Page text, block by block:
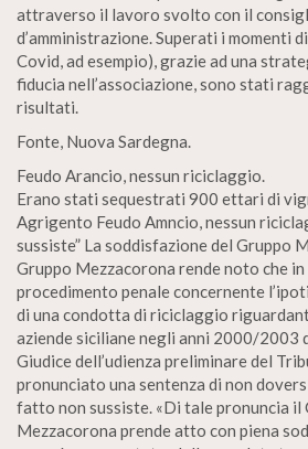
attraverso il lavoro svolto con il
d’amministrazione. Superati i momenti
Covid, ad esempio), grazie ad una
fiducia nell’associazione, sono stati
risultati.
Fonte, Nuova Sardegna.
Feudo Arancio, nessun riciclaggio.
Erano stati sequestrati 900 ettari di
Agrigento Feudo Amncio, nessun
sussiste” La soddisfazione del Gruppo
Gruppo Mezzacorona rende noto che
procedimento penale concernente
di una condotta di riciclaggio
aziende siciliane negli anni 2000/2003
Giudice dell’udienza preliminare del
pronunciato una sentenza di non
fatto non sussiste. «Di tale pronuncia il
Mezzacorona prende atto con piena